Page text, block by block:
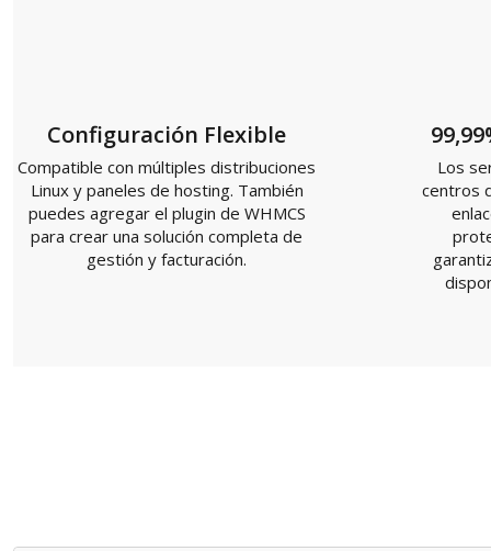
Configuración Flexible
Compatible con múltiples distribuciones
Linux y paneles de hosting. También
puedes agregar el plugin de WHMCS
para crear una solución completa de
gestión y facturación.
Los
centros